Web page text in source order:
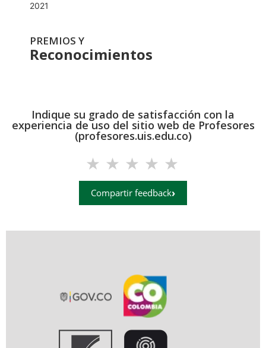
2021
PREMIOS Y
Reconocimientos
Indique su grado de satisfacción con la
experiencia de uso del sitio web de Profesores
(profesores.uis.edu.co)